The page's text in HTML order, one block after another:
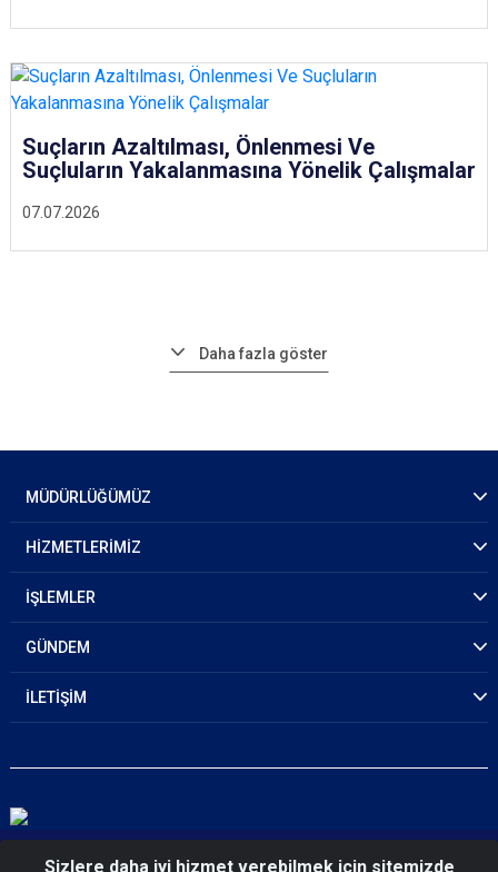
07.07.2026
Suçların Azaltılması, Önlenmesi Ve
Suçluların Yakalanmasına Yönelik Çalışmalar
Daha fazla göster
MÜDÜRLÜĞÜMÜZ
HİZMETLERİMİZ
İŞLEMLER
GÜNDEM
İLETİŞİM
© 2026 Balıkesir Emniyet Müdürlüğü
Sizlere daha iyi hizmet verebilmek için sitemizde